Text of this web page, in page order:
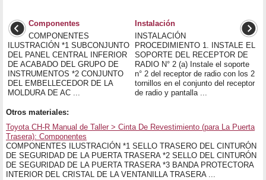
Componentes
COMPONENTES
ILUSTRACIÓN *1 SUBCONJUNTO
DEL PANEL CENTRAL INFERIOR
DE ACABADO DEL GRUPO DE
INSTRUMENTOS *2 CONJUNTO
DEL EMBELLECEDOR DE LA
MOLDURA DE AC ...
Instalación
INSTALACIÓN
PROCEDIMIENTO 1. INSTALE EL
SOPORTE DEL RECEPTOR DE
RADIO N° 2 (a) Instale el soporte
n° 2 del receptor de radio con los 2
tornillos en el conjunto del receptor
de radio y pantalla ...
Otros materiales:
Toyota CH-R Manual de Taller > Cinta De Revestimiento (para La Puerta
Trasera): Componentes
COMPONENTES ILUSTRACIÓN *1 SELLO TRASERO DEL CINTURÓN
DE SEGURIDAD DE LA PUERTA TRASERA *2 SELLO DEL CINTURÓN
DE SEGURIDAD DE LA PUERTA TRASERA *3 BANDA PROTECTORA
INTERIOR DEL CRISTAL DE LA VENTANILLA TRASERA ...